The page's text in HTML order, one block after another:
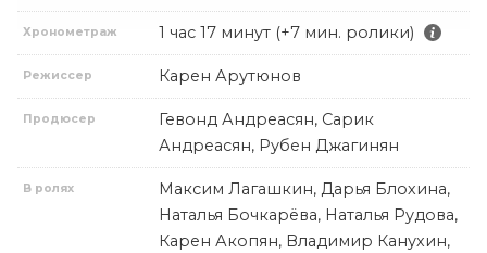
Хронометраж 1 час 17 минут (+7 мин. ролики)
Режиссер Карен Арутюнов
Продюсер
Гевонд Андреасян, Сарик
Андреасян, Рубен Джагинян
В ролях
Максим Лагашкин, Дарья Блохина,
Наталья Бочкарёва, Наталья Рудова,
Карен Акопян, Владимир Канухин,